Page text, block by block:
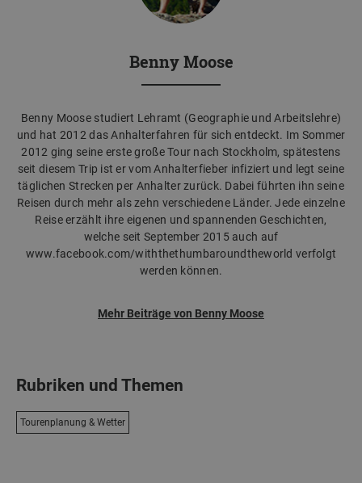
Benny Moose
Benny Moose studiert Lehramt (Geographie und Arbeitslehre)
und hat 2012 das Anhalterfahren für sich entdeckt. Im Sommer
2012 ging seine erste große Tour nach Stockholm, spätestens
seit diesem Trip ist er vom Anhalterfieber infiziert und legt seine
täglichen Strecken per Anhalter zurück. Dabei führten ihn seine
Reisen durch mehr als zehn verschiedene Länder. Jede einzelne
Reise erzählt ihre eigenen und spannenden Geschichten,
welche seit September 2015 auch auf
www.facebook.com/withthethumbaroundtheworld verfolgt
werden können.
Mehr Beiträge von Benny Moose
Rubriken und Themen
Tourenplanung & Wetter